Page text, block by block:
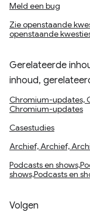
Meld een bug
Zie openstaande
openstaande
Gerelateerde
inhoud,
Chromium-updates,
Chromium-updates
Casestudies
Archief, Archief,
Podcasts en
shows,Podcasts en
Volgen